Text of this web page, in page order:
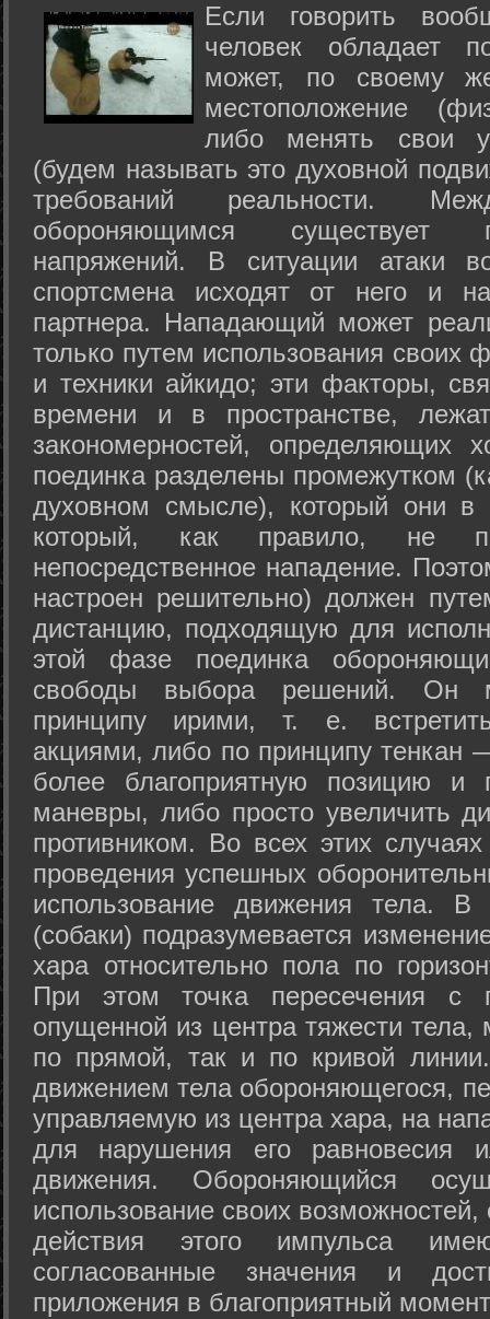
Если говорить
человек обладает
может, по своему
местоположение
либо менять свои
(будем называть это духовной
требований реальности.
обороняющимся существует
напряжений. В ситуации атаки
спортсмена исходят от него и
партнера. Нападающий может
только путем использования своих
и техники айкидо; эти факторы,
времени и в пространстве,
закономерностей, определяющих
поединка разделены промежутком
духовном смысле), который они в
который, как правило, не
непосредственное нападение.
настроен решительно) должен
дистанцию, подходящую для
этой фазе поединка
свободы выбора решений. Он
принципу ирими, т. е.
акциями, либо по принципу тенкан
более благоприятную позицию и
маневры, либо просто увеличить
противником. Во всех этих
проведения успешных
использование движения тела.
(собаки) подразумевается
хара относительно пола по
При этом точка пересечения с
опущенной из центра тяжести
по прямой, так и по кривой
движением тела обороняющегося,
управляемую из центра хара, на
для нарушения его равновесия
движения. Обороняющийся
использование своих
действия этого импульса
согласованные значения и
приложения в благоприятный